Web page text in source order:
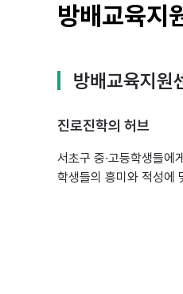
방배교육지
방배교육지원
진로진학의 허브
서초구 중∙고등학생들에
학생들의 흥미와 적성에